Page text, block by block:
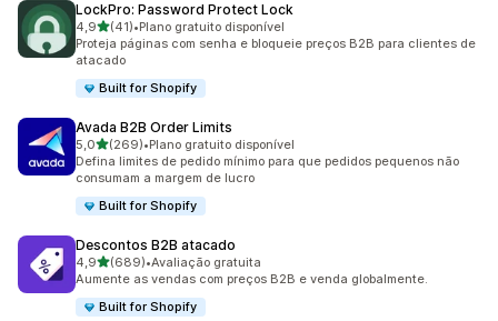
LockPro: Password Protect Lock
4,9de 5 estrelas
(41)
41 avaliações ao todo
•Plano gratuito disponível
Proteja páginas com senha e bloqueie preços B2B para clientes de
atacado
Built for Shopify
Avada B2B Order Limits
5,0de 5 estrelas
(269)
269 avaliações ao todo
•Plano gratuito disponível
Defina limites de pedido mínimo para que pedidos pequenos não
consumam a margem de lucro
Built for Shopify
Descontos B2B atacado
4,9de 5 estrelas
(689)
689 avaliações ao todo
•Avaliação gratuita
Aumente as vendas com preços B2B e venda globalmente.
Built for Shopify